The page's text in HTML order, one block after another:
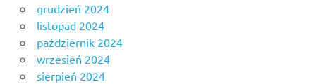
grudzień 2024
listopad 2024
październik 2024
wrzesień 2024
sierpień 2024